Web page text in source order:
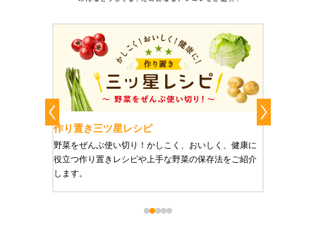
作り置き三ツ星レシピ
野菜をぜんぶ使い切り！かしこく、おいしく、健康に
役立つ作り置きレシピや上手な野菜の保存法をご紹介
します。